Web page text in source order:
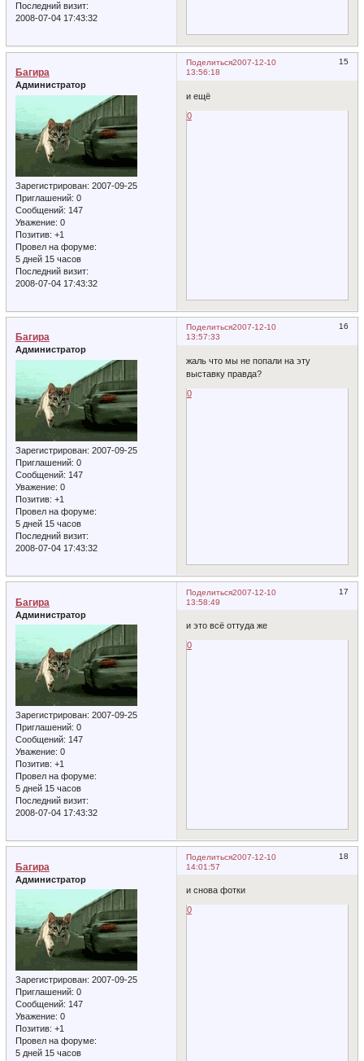
Последний визит:
2008-07-04 17:43:32
Поделиться 15
2007-12-10
13:56:18
Багира
Администратор
Зарегистрирован: 2007-09-25
Приглашений: 0
Сообщений: 147
Уважение: 0
Позитив: +1
Провел на форуме:
5 дней 15 часов
Последний визит:
2008-07-04 17:43:32
и ещё
0
Поделиться 16
2007-12-10
13:57:33
Багира
Администратор
Зарегистрирован: 2007-09-25
Приглашений: 0
Сообщений: 147
Уважение: 0
Позитив: +1
Провел на форуме:
5 дней 15 часов
Последний визит:
2008-07-04 17:43:32
жаль что мы не попали на эту
выставку правда?
0
Поделиться 17
2007-12-10
13:58:49
Багира
Администратор
Зарегистрирован: 2007-09-25
Приглашений: 0
Сообщений: 147
Уважение: 0
Позитив: +1
Провел на форуме:
5 дней 15 часов
Последний визит:
2008-07-04 17:43:32
и это всё оттуда же
0
Поделиться 18
2007-12-10
14:01:57
Багира
Администратор
Зарегистрирован: 2007-09-25
Приглашений: 0
Сообщений: 147
Уважение: 0
Позитив: +1
Провел на форуме:
5 дней 15 часов
и снова фотки
0